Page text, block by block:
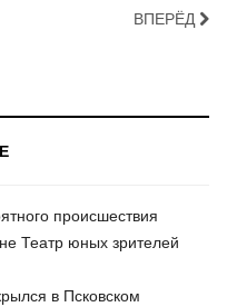
ВПЕРЁД
происшествия
Театр юных зрителей
в Псковском